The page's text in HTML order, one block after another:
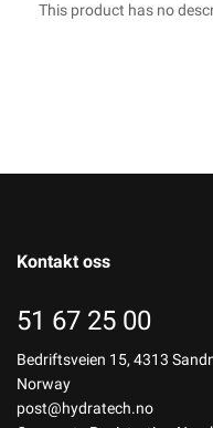
This product has no
Kontakt oss
51 67 25 00
Bedriftsveien 15, 4313
Norway
post@hydratech.no